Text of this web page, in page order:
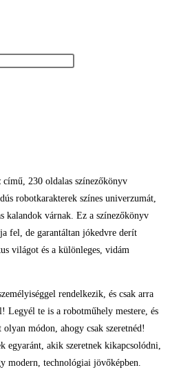
című, 230 oldalas színezőkönyv
robotkarakterek színes univerzumát,
kalandok várnak. Ez a színezőkönyv
fel, de garantáltan jókedvre derít
világot és a különleges, vidám
rendelkezik, és csak arra
Legyél te is a robotműhely mestere, és
módon, ahogy csak szeretnéd!
egyaránt, akik szeretnek kikapcsolódni,
modern, technológiai jövőképben.